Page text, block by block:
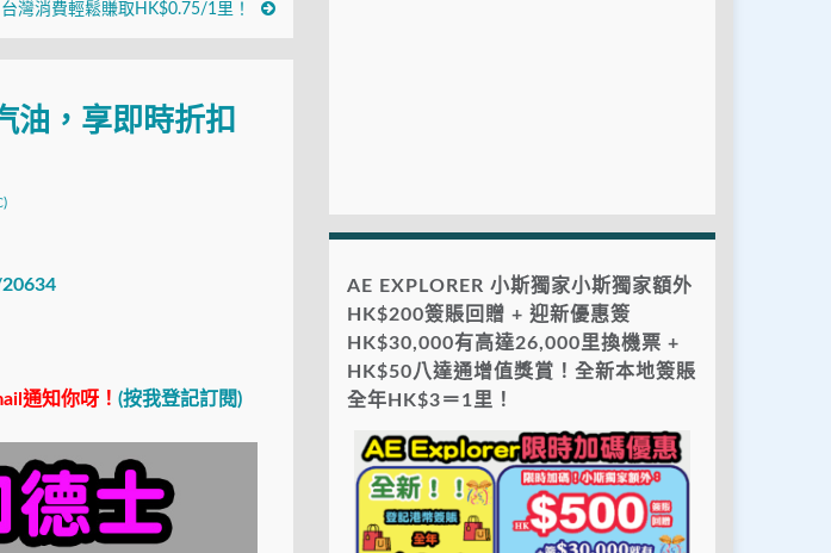
灣消費輕鬆賺取HK$0.75/1里！
油，享即時折扣
通知你呀！ (按我登記訂閱)
AE EXPLORER 小斯獨家小斯獨家額外
HK$200簽賬回贈 + 迎新優惠簽
HK$30,000有高達26,000里換機票 +
HK$50八達通增值獎賞！全新本地簽賬
全年HK$3＝1里！